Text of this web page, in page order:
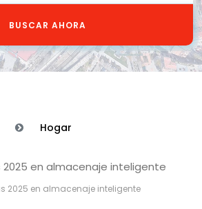
BUSCAR AHORA
Hogar
2025 en almacenaje inteligente